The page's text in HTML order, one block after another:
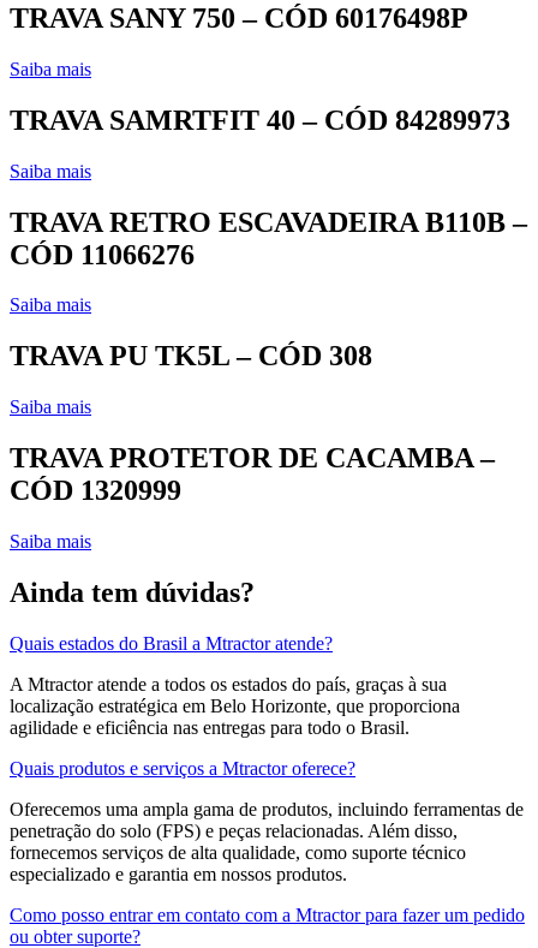
TRAVA SANY 750 – CÓD 60176498P
Saiba mais
TRAVA SAMRTFIT 40 – CÓD 84289973
Saiba mais
TRAVA RETRO ESCAVADEIRA B110B –
CÓD 11066276
Saiba mais
TRAVA PU TK5L – CÓD 308
Saiba mais
TRAVA PROTETOR DE CACAMBA –
CÓD 1320999
Saiba mais
Ainda tem dúvidas?
Quais estados do Brasil a Mtractor atende?
A Mtractor atende a todos os estados do país, graças à sua
localização estratégica em Belo Horizonte, que proporciona
agilidade e eficiência nas entregas para todo o Brasil.
Quais produtos e serviços a Mtractor oferece?
Oferecemos uma ampla gama de produtos, incluindo ferramentas de
penetração do solo (FPS) e peças relacionadas. Além disso,
fornecemos serviços de alta qualidade, como suporte técnico
especializado e garantia em nossos produtos.
Como posso entrar em contato com a Mtractor para fazer um pedido
ou obter suporte?